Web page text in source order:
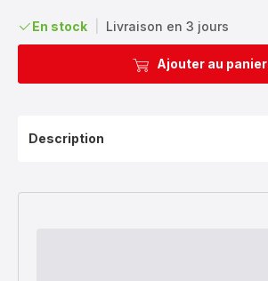
En stock Livraison en 3 jours
Ajouter au panier
Description